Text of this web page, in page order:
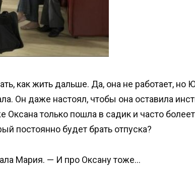
как жить дальше. Да, она не работает, но
Он даже настоял, чтобы она оставила
Оксана только пошла в садик и часто
постоянно будет брать отпуска?
Мария. — И про Оксану тоже…